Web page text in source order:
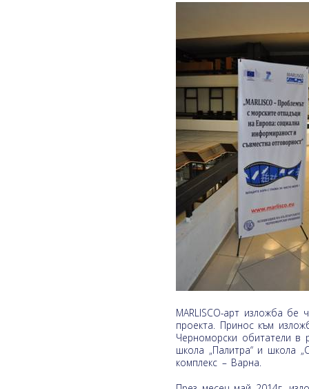
MARLISCO-арт изложба бе
проекта. Принос към
Черноморски обитатели в
школа „Палитра“ и школа
комплекс – Варна.